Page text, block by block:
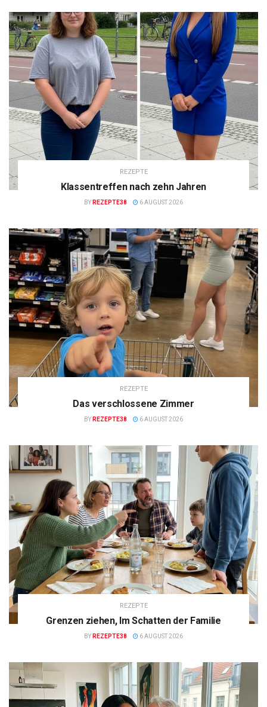
REZEPTE
Klassentreffen nach zehn Jahren
BY REZEPTE38 6 AUGUST 2026
REZEPTE
Das verschlossene Zimmer
BY REZEPTE38 6 AUGUST 2026
REZEPTE
Grenzen ziehen, Im Schatten der Familie
BY REZEPTE38 6 AUGUST 2026